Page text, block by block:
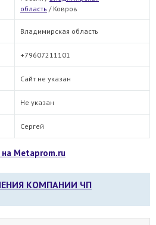
область / Ковров
Владимирская область
+79607211101
Сайт не указан
Не указан
Сергей
Metaprom.ru
КОМПАНИИ ЧП